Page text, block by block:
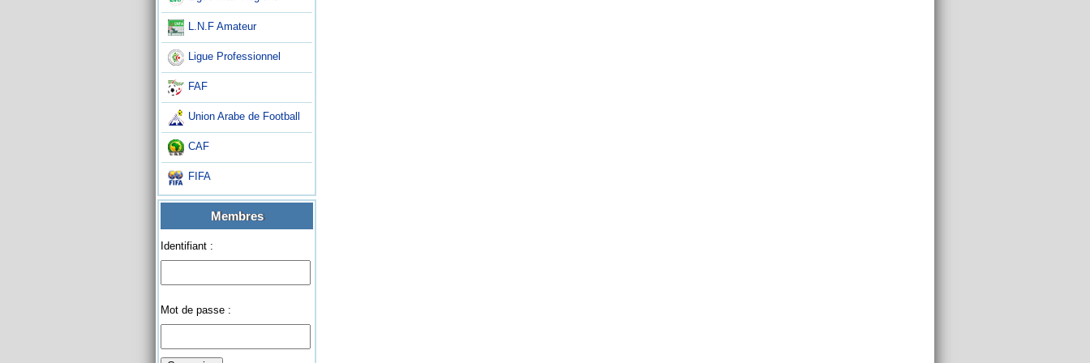
L.N.F Amateur
Ligue Professionnel
FAF
Union Arabe de Football
CAF
FIFA
Membres
Identifiant :
Mot de passe :